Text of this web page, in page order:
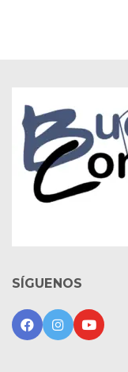
SÍGUENOS